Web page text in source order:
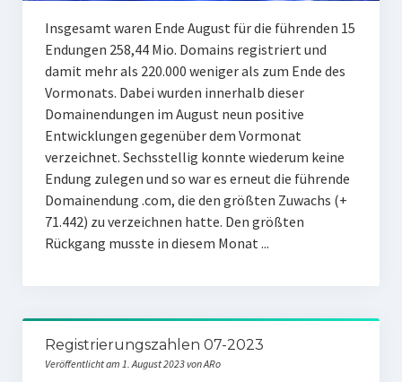
Insgesamt waren Ende August für die führenden 15
Endungen 258,44 Mio. Domains registriert und
damit mehr als 220.000 weniger als zum Ende des
Vormonats. Dabei wurden innerhalb dieser
Domainendungen im August neun positive
Entwicklungen gegenüber dem Vormonat
verzeichnet. Sechsstellig konnte wiederum keine
Endung zulegen und so war es erneut die führende
Domainendung .com, die den größten Zuwachs (+
71.442) zu verzeichnen hatte. Den größten
Rückgang musste in diesem Monat ...
Registrierungszahlen 07-2023
Veröffentlicht am 1. August 2023 von ARo